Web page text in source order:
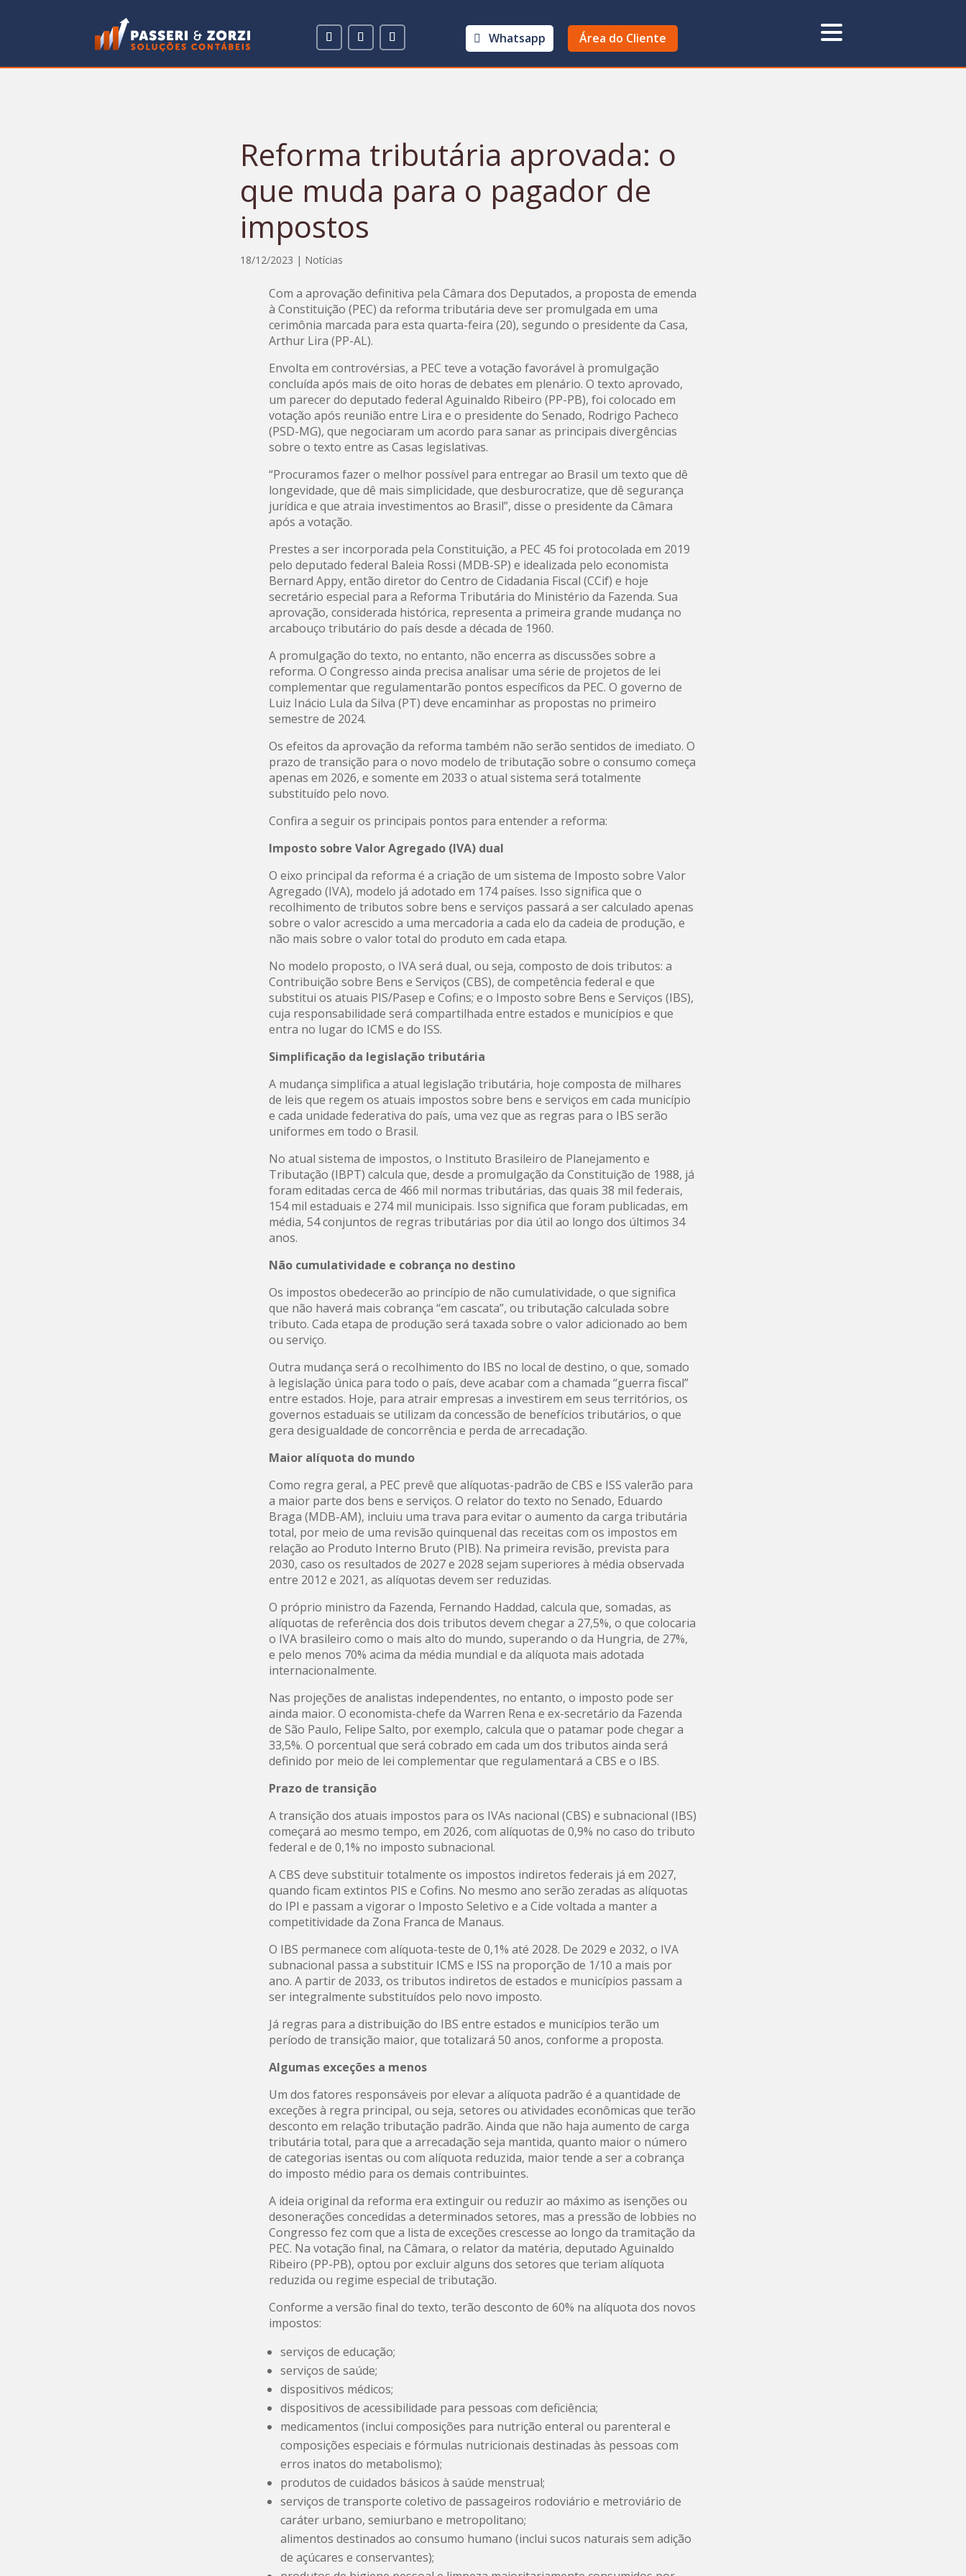
Whatsapp Área do Cliente
Reforma tributária aprovada: o
que muda para o pagador de
impostos
18/12/2023 | Notícias
Com a aprovação definitiva pela Câmara dos Deputados, a proposta de emenda
à Constituição (PEC) da reforma tributária deve ser promulgada em uma
cerimônia marcada para esta quarta-feira (20), segundo o presidente da Casa,
Arthur Lira (PP-AL).
Envolta em controvérsias, a PEC teve a votação favorável à promulgação
concluída após mais de oito horas de debates em plenário. O texto aprovado,
um parecer do deputado federal Aguinaldo Ribeiro (PP-PB), foi colocado em
votação após reunião entre Lira e o presidente do Senado, Rodrigo Pacheco
(PSD-MG), que negociaram um acordo para sanar as principais divergências
sobre o texto entre as Casas legislativas.
“Procuramos fazer o melhor possível para entregar ao Brasil um texto que dê
longevidade, que dê mais simplicidade, que desburocratize, que dê segurança
jurídica e que atraia investimentos ao Brasil”, disse o presidente da Câmara
após a votação.
Prestes a ser incorporada pela Constituição, a PEC 45 foi protocolada em 2019
pelo deputado federal Baleia Rossi (MDB-SP) e idealizada pelo economista
Bernard Appy, então diretor do Centro de Cidadania Fiscal (CCif) e hoje
secretário especial para a Reforma Tributária do Ministério da Fazenda. Sua
aprovação, considerada histórica, representa a primeira grande mudança no
arcabouço tributário do país desde a década de 1960.
A promulgação do texto, no entanto, não encerra as discussões sobre a
reforma. O Congresso ainda precisa analisar uma série de projetos de lei
complementar que regulamentarão pontos específicos da PEC. O governo de
Luiz Inácio Lula da Silva (PT) deve encaminhar as propostas no primeiro
semestre de 2024.
Os efeitos da aprovação da reforma também não serão sentidos de imediato. O
prazo de transição para o novo modelo de tributação sobre o consumo começa
apenas em 2026, e somente em 2033 o atual sistema será totalmente
substituído pelo novo.
Confira a seguir os principais pontos para entender a reforma:
Imposto sobre Valor Agregado (IVA) dual
O eixo principal da reforma é a criação de um sistema de Imposto sobre Valor
Agregado (IVA), modelo já adotado em 174 países. Isso significa que o
recolhimento de tributos sobre bens e serviços passará a ser calculado apenas
sobre o valor acrescido a uma mercadoria a cada elo da cadeia de produção, e
não mais sobre o valor total do produto em cada etapa.
No modelo proposto, o IVA será dual, ou seja, composto de dois tributos: a
Contribuição sobre Bens e Serviços (CBS), de competência federal e que
substitui os atuais PIS/Pasep e Cofins; e o Imposto sobre Bens e Serviços (IBS),
cuja responsabilidade será compartilhada entre estados e municípios e que
entra no lugar do ICMS e do ISS.
Simplificação da legislação tributária
A mudança simplifica a atual legislação tributária, hoje composta de milhares
de leis que regem os atuais impostos sobre bens e serviços em cada município
e cada unidade federativa do país, uma vez que as regras para o IBS serão
uniformes em todo o Brasil.
No atual sistema de impostos, o Instituto Brasileiro de Planejamento e
Tributação (IBPT) calcula que, desde a promulgação da Constituição de 1988, já
foram editadas cerca de 466 mil normas tributárias, das quais 38 mil federais,
154 mil estaduais e 274 mil municipais. Isso significa que foram publicadas, em
média, 54 conjuntos de regras tributárias por dia útil ao longo dos últimos 34
anos.
Não cumulatividade e cobrança no destino
Os impostos obedecerão ao princípio de não cumulatividade, o que significa
que não haverá mais cobrança “em cascata”, ou tributação calculada sobre
tributo. Cada etapa de produção será taxada sobre o valor adicionado ao bem
ou serviço.
Outra mudança será o recolhimento do IBS no local de destino, o que, somado
à legislação única para todo o país, deve acabar com a chamada “guerra fiscal”
entre estados. Hoje, para atrair empresas a investirem em seus territórios, os
governos estaduais se utilizam da concessão de benefícios tributários, o que
gera desigualdade de concorrência e perda de arrecadação.
Maior alíquota do mundo
Como regra geral, a PEC prevê que alíquotas-padrão de CBS e ISS valerão para
a maior parte dos bens e serviços. O relator do texto no Senado, Eduardo
Braga (MDB-AM), incluiu uma trava para evitar o aumento da carga tributária
total, por meio de uma revisão quinquenal das receitas com os impostos em
relação ao Produto Interno Bruto (PIB). Na primeira revisão, prevista para
2030, caso os resultados de 2027 e 2028 sejam superiores à média observada
entre 2012 e 2021, as alíquotas devem ser reduzidas.
O próprio ministro da Fazenda, Fernando Haddad, calcula que, somadas, as
alíquotas de referência dos dois tributos devem chegar a 27,5%, o que colocaria
o IVA brasileiro como o mais alto do mundo, superando o da Hungria, de 27%,
e pelo menos 70% acima da média mundial e da alíquota mais adotada
internacionalmente.
Nas projeções de analistas independentes, no entanto, o imposto pode ser
ainda maior. O economista-chefe da Warren Rena e ex-secretário da Fazenda
de São Paulo, Felipe Salto, por exemplo, calcula que o patamar pode chegar a
33,5%. O porcentual que será cobrado em cada um dos tributos ainda será
definido por meio de lei complementar que regulamentará a CBS e o IBS.
Prazo de transição
A transição dos atuais impostos para os IVAs nacional (CBS) e subnacional (IBS)
começará ao mesmo tempo, em 2026, com alíquotas de 0,9% no caso do tributo
federal e de 0,1% no imposto subnacional.
A CBS deve substituir totalmente os impostos indiretos federais já em 2027,
quando ficam extintos PIS e Cofins. No mesmo ano serão zeradas as alíquotas
do IPI e passam a vigorar o Imposto Seletivo e a Cide voltada a manter a
competitividade da Zona Franca de Manaus.
O IBS permanece com alíquota-teste de 0,1% até 2028. De 2029 e 2032, o IVA
subnacional passa a substituir ICMS e ISS na proporção de 1/10 a mais por
ano. A partir de 2033, os tributos indiretos de estados e municípios passam a
ser integralmente substituídos pelo novo imposto.
Já regras para a distribuição do IBS entre estados e municípios terão um
período de transição maior, que totalizará 50 anos, conforme a proposta.
Algumas exceções a menos
Um dos fatores responsáveis por elevar a alíquota padrão é a quantidade de
exceções à regra principal, ou seja, setores ou atividades econômicas que terão
desconto em relação tributação padrão. Ainda que não haja aumento de carga
tributária total, para que a arrecadação seja mantida, quanto maior o número
de categorias isentas ou com alíquota reduzida, maior tende a ser a cobrança
do imposto médio para os demais contribuintes.
A ideia original da reforma era extinguir ou reduzir ao máximo as isenções ou
desonerações concedidas a determinados setores, mas a pressão de lobbies no
Congresso fez com que a lista de exceções crescesse ao longo da tramitação da
PEC. Na votação final, na Câmara, o relator da matéria, deputado Aguinaldo
Ribeiro (PP-PB), optou por excluir alguns dos setores que teriam alíquota
reduzida ou regime especial de tributação.
Conforme a versão final do texto, terão desconto de 60% na alíquota dos novos
impostos:
serviços de educação;
serviços de saúde;
dispositivos médicos;
dispositivos de acessibilidade para pessoas com deficiência;
medicamentos (inclui composições para nutrição enteral ou parenteral e
composições especiais e fórmulas nutricionais destinadas às pessoas com
erros inatos do metabolismo);
produtos de cuidados básicos à saúde menstrual;
serviços de transporte coletivo de passageiros rodoviário e metroviário de
caráter urbano, semiurbano e metropolitano;
alimentos destinados ao consumo humano (inclui sucos naturais sem adição
de açúcares e conservantes);